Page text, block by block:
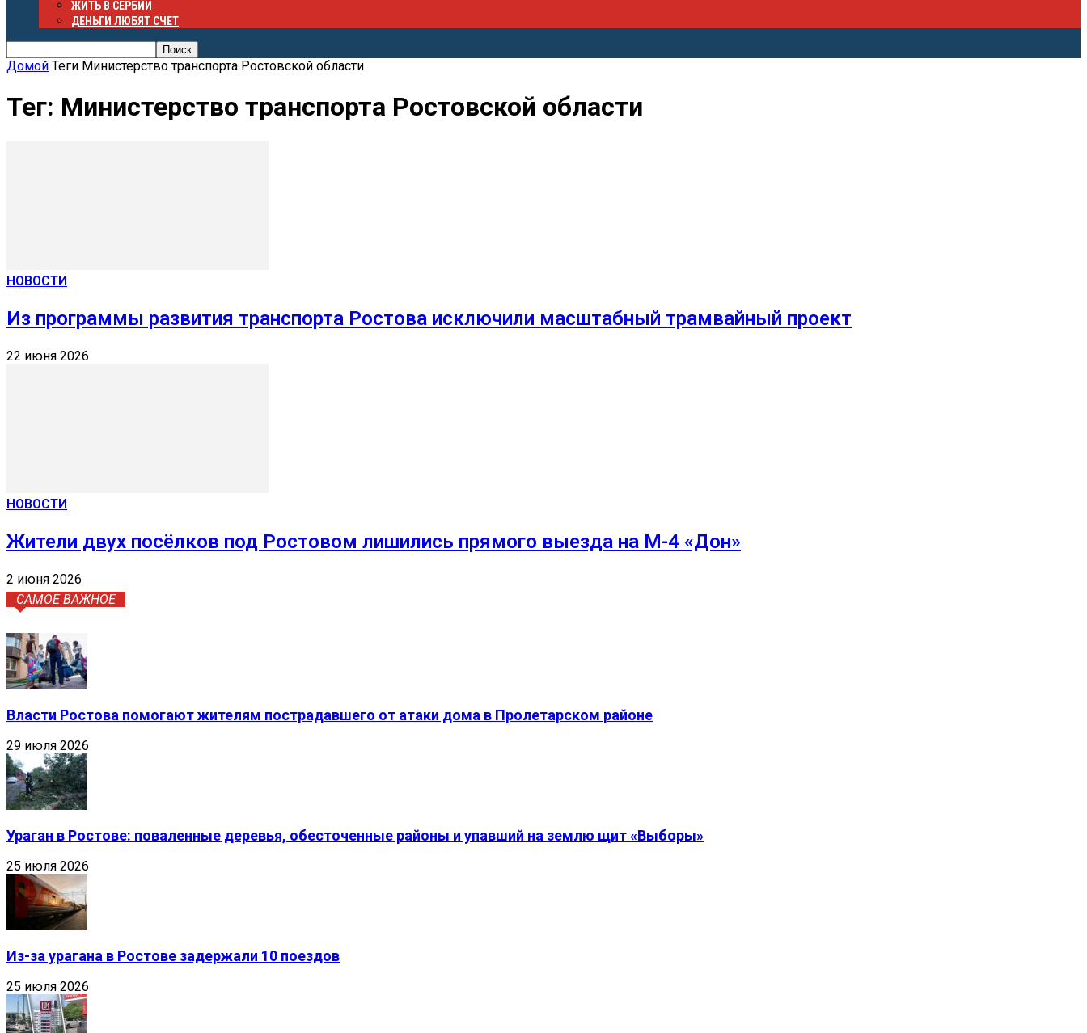
ЖИТЬ В СЕРБИИ
ДЕНЬГИ ЛЮБЯТ СЧЕТ
Домой Теги Министерство транспорта Ростовской области
Тег: Министерство транспорта Ростовской области
НОВОСТИ
Из программы развития транспорта Ростова исключили масштабный трамвайный проект
22 июня 2026
НОВОСТИ
Жители двух посёлков под Ростовом лишились прямого выезда на М-4 «Дон»
2 июня 2026
САМОЕ ВАЖНОЕ
Власти Ростова помогают жителям пострадавшего от атаки дома в Пролетарском районе
29 июля 2026
Ураган в Ростове: поваленные деревья, обесточенные районы и упавший на землю щит «Выборы»
25 июля 2026
Из-за урагана в Ростове задержали 10 поездов
25 июля 2026